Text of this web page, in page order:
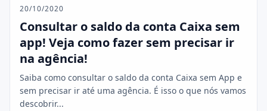
20/10/2020
Consultar o saldo da conta Caixa sem
app! Veja como fazer sem precisar ir
na agência!
Saiba como consultar o saldo da conta Caixa sem App e
sem precisar ir até uma agência. É isso o que nós vamos
descobrir...